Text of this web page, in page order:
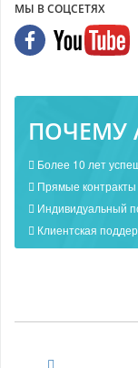
МЫ В СОЦСЕТЯХ
ПОЧЕМУ
Более 10 лет
Прямые контракты
Индивидуальный
Клиентская